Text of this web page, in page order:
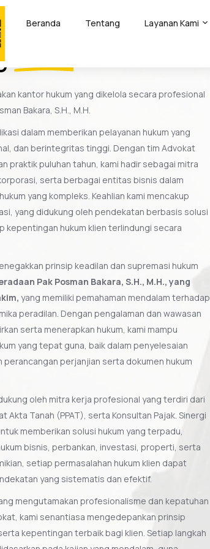
Beranda Tentang Layanan Kami
kantor hukum yang dikelola secara profesional
Bakara, S.H., M.H.
dalam memberikan pelayanan hukum yang
dan berintegritas tinggi. Dengan tim Advokat
praktik puluhan tahun, kami hadir sebagai mitra
serta berbagai entitas bisnis dalam
yang kompleks. Keahlian kami mencakup
yang didukung oleh pendekatan berbasis solusi
kepentingan hukum klien terlindungi secara
prinsip keadilan dan supremasi hukum
Pak Posman Bakara, S.H., M.H., yang
yang memiliki pemahaman mendalam terhadap
peradilan. Dengan pengalaman dan wawasan
serta menerapkan hukum, kami mampu
yang tepat guna, baik dalam penyelesaian
perancangan perjanjian serta dokumen hukum
oleh mitra kerja profesional yang terdiri dari
Akta Tanah (PPAT), serta Konsultan Pajak. Sinergi
memberikan solusi hukum yang terpadu,
bisnis, perbankan, investasi, properti, serta
setiap permasalahan hukum klien dapat
yang sistematis dan efektif.
mengutamakan profesionalisme dan kepatuhan
kami senantiasa mengedepankan prinsip
kepentingan terbaik bagi klien. Setiap langkah